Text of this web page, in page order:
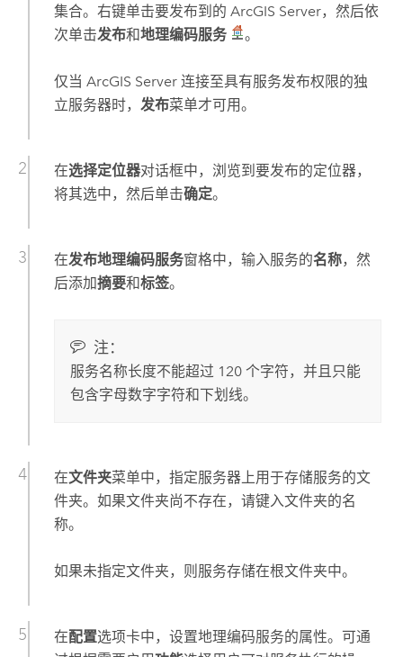
集合。右键单击要发布到的 ArcGIS Server，然后依
次单击发布和地理编码服务 。
仅当 ArcGIS Server连接至具有服务发布权限的独
立服务器时， 发布菜单才可用。
在选择定位器对话框中，浏览到要发布的定位器，
将其选中，然后单击确定。
在发布地理编码服务窗格中，输入服务的名称，然
后添加摘要和标签。
注：
服务名称长度不能超过 120 个字符，并且只能
包含字母数字字符和下划线。
在文件夹菜单中，指定服务器上用于存储服务的文
件夹。如果文件夹尚不存在，请键入文件夹的名
称。
如果未指定文件夹，则服务存储在根文件夹中。
在配置选项卡中，设置地理编码服务的属性。可通